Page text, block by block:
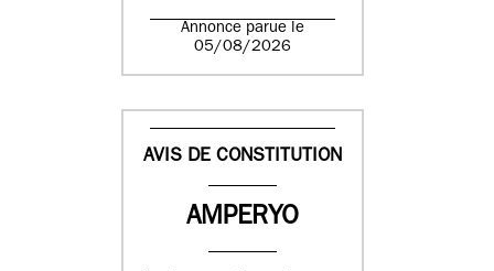
Annonce parue le
05/08/2026
AVIS DE CONSTITUTION
AMPERYO